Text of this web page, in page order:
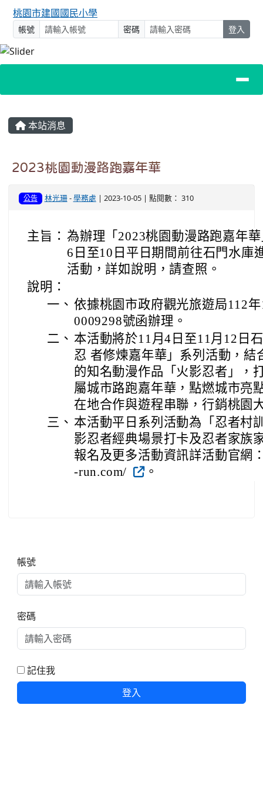
桃園市建國國民小學
帳號 密碼 登入
主內容區域
本站消息
2023桃園動漫路跑嘉年華
公告 林光珊-學務處 | 2023-10-05 | 點閱數： 310
主旨： 為辦理「2023桃園動漫路跑嘉年
6日至10日平日期間前往石門水庫
活動，詳如說明，請查照。
說明：
一、 依據桃園市政府觀光旅遊局112
0009298號函辦理。
二、 本活動將於11月4日至11月12日
忍 者修煉嘉年華」系列活動，結
的知名動漫作品「火影忍者」，
屬城市路跑嘉年華，點燃城市亮
在地合作與遊程串聯，行銷桃園
三、 本活動平日系列活動為「忍者村
影忍者經典場景打卡及忍者家族
報名及更多活動資訊詳活動官網
-run.com/
。
帳號
密碼
記住我
登入